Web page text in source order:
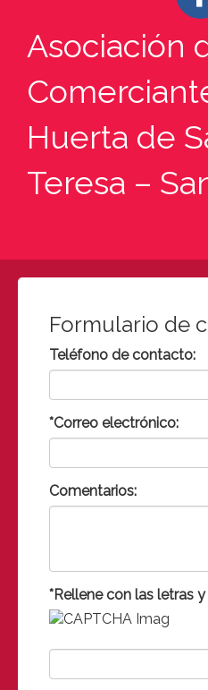
Asociación
Huerta de
Teresa –
Formulario de
Teléfono de contacto:
*Correo electrónico:
Comentarios:
*Rellene con las letras